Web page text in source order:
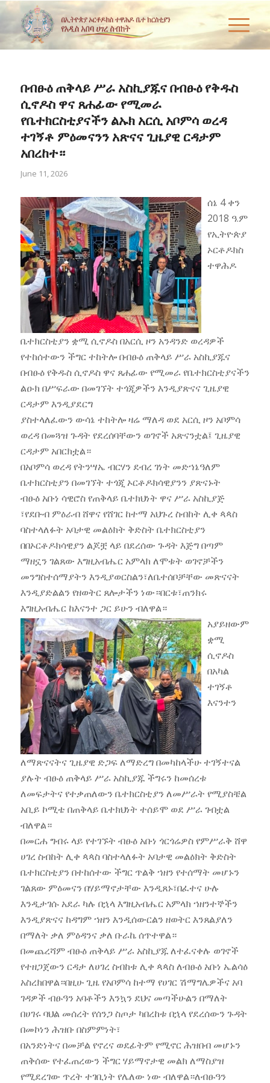
በብፁዕ ጠቅላይ ሥራ አስኪያጁና በብፁዕ የቅዱስ
ሲኖዶስ ዋና ጸሐፊው የሚመራ
የቤተክርስቲያናችን ልኡክ አርሲ አቦምሳ ወረዳ
ተገኝቶ ምዕመናንን አጽናና ጊዜያዊ ርዳታም
አበረከተ።
June 11, 2026
ሰኔ 4 ቀን
2018 ዓ.ም
የኢትዮጵያ
ኦርቶዶክስ
ተዋሕዶ
ቤተክርስቲያን ቋሚ ሲኖዶስ በአርሲ ዞን አንዳንድ ወረዳዎች
የተከሰተውን ችግር ተከትሎ በብፁዕ ጠቅላይ ሥራ አስኪያጁና
በብፁዕ የቅዱስ ሲኖዶስ ዋና ጸሐፊው የሚመራ የቤተክርስቲያናችን
ልዑክ በሥፍራው በመገኘት ተጎጂዎችን እንዲያጽናና ጊዜያዊ
ርዳታም እንዲያደርግ
ያስተላለፈውን ውሳኔ ተከትሎ ዛሬ ማለዳ ወደ አርሲ ዞን አቦምሳ
ወረዳ በመጓዝ ጉዳት የደረሰባቸውን ወገኖች አጽናንቷል፤ ጊዜያዊ
ርዳታም አበርክቷል።
በአቦምሳ ወረዳ የትንሣኤ ብርሃን ደብረ ገነት መድኀኔዓለም
ቤተክርስቲያን በመገኘት ተጎጂ ኦርቶዶክሳዊያንን ያጽናኑት
ብፁዕ አቡነ ሳዊሮስ የጠቅላይ ቤተክህነት ዋና ሥራ አስኪያጅ
፣የደቡብ ምዕራብ ሸዋና የሸገር ከተማ አህጉረ ስብከት ሊቀ ጳጳስ
ባስተላለፉት አባታዊ መልዕክት ቅድስት ቤተክርስቲያን
በበኦርቶዶክሳዊያን ልጆቿ ላይ በደረሰው ጉዳት እጅግ በጣም
ማዘኗን ገልጸው እግዚአብሔር አምላክ ለሞቱት ወገኖቻችን
መንግስተሰማያትን እንዲያወርስልን፣ለቤተሰቦቻቸው መጽናናት
እንዲያድልልን የዘወትር ጸሎታችን ነው።በርቱ፣ጠንክሩ
እግዚአብሔር ከእናንተ ጋር ይሁን ብለዋል።
አያይዘውም
ቋሚ
ሲኖዶስ
በአካል
ተገኝቶ
እናንተን
ለማጽናናትና ጊዜያዊ ድጋፍ ለማድረግ በመካከላችሁ ተገኝተናል
ያሉት ብፁዕ ጠቅላይ ሥራ አስኪያጁ ችግሩን ከመሰረቱ
ለመፍታትና የተቃጠለውን ቤተክርስቲያን ለመሥራት የሚያስቼል
አቢይ ኮሚቴ በጠቅላይ ቤተክህነት ተሰይሞ ወደ ሥራ ገብቷል
ብለዋል።
በመርሐ ግብሩ ላይ የተገኙት ብፁዕ አቡነ ጎርጎሬዎስ የምሥራቅ ሸዋ
ሀገረ ስብከት ሊቀ ጳጳስ ባስተላለፉት አባታዊ መልዕክት ቅድስት
ቤተክርስቲያን በተከሰተው ችግር ጥልቅ ኀዘን የተሰማት መሆኑን
ገልጸው ምዕመናን በሃይማኖታቸው እንዲጸኑ፣በፈተና ሁሉ
እንዲታገሱ አደራ ካሉ በኋላ እግዚአብሔር አምላክ ኀዘንተኞችን
እንዲያጽናና ከዳግም ኀዘን እንዲሰውርልን ዘወትር እንጸልያለን
በማለት ቃለ ምዕዳንና ቃለ ቡራኬ ሰጥተዋል።
በመጨረሻም ብፁዕ ጠቅላይ ሥራ አስኪያጁ ለተፈናቀሉ ወገኖች
የተዘጋጀውን ርዳታ ለሀገረ ስብከቱ ሊቀ ጳጳስ ለብፁዕ አቡነ ኤልሳዕ
አስረክበዋል።በዚሁ ጊዜ የአቦምሳ ከተማ የሀገር ሽማግሌዎችና አባ
ገዳዎች ብፁዓን አባቶችን እንኳን ደህና መጣችሁልን በማለት
በሀገሩ ባህል መሰረት የሰንጋ ስጦታ ካበረከቱ በኋላ የደረሰውን ጉዳት
በመኮነን ሕዝቡ በስምምነት፣
በአንድነትና በመቻል የኖረና ወደፊትም የሚኖር ሕዝበብ መሆኑን
ጠቅሰው የተፈጠረውን ችግር ሃይማኖታዊ መልክ ለማስያዝ
የሚደረገው ጥረት ተገቢነት የሌለው ነው ብለዋል።ለብፁዓን